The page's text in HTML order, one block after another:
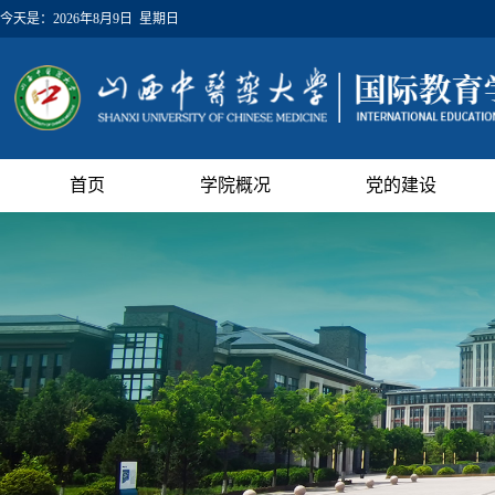
今天是： 2026年8月9日 星期日
首页 学院概况 党的建设